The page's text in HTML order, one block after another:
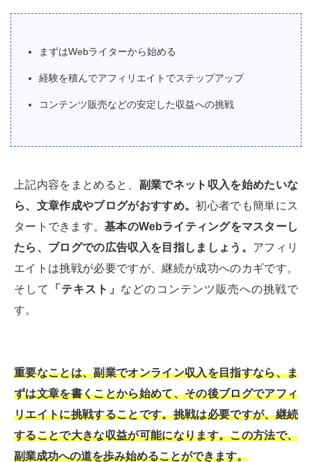
まずはWebライターから始める
経験を積んでアフィリエイトでステップアップ
コンテンツ販売などの安定した収益への挑戦
上記内容をまとめると、 副業でネット収入を始めたいな
ら、文章作成やブログがおすすめ。初心者でも簡単にス
タートできます。基本のWebライティングをマスターし
たら、ブログでの広告収入を目指しましょう。 アフィリ
エイトは挑戦が必要ですが、継続が成功へのカギです。
そして
「テキスト」 などのコンテンツ販売への挑戦で
す。
重要なことは、副業でオンライン収入を目指すなら、ま
ずは文章を書くことから始めて、その後ブログでアフィ
リエイトに挑戦することです。挑戦は必要ですが、継続
することで大きな収益が可能になります。この方法で、
副業成功への道を歩み始めることができます。